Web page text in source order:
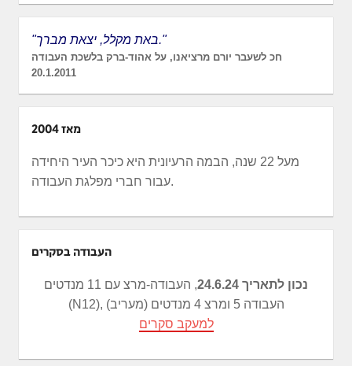
"באת מקלל, יצאת מברך."
חכ לשעבר יורם מרציאנו, על אהוד-ברק בלשכת העבודה
20.1.2011
מאז 2004
מעל 22 שנה, הבמה הרעיונית היא כיכר העיר היחידה
עבור חברי מפלגת העבודה.
העבודה בסקרים
נכון לתאריך 24.6.24
, העבודה-מרצ עם 11 מנדטים
(N12), העבודה 5 ומרצ 4 מנדטים (מעריב)
למעקב סקרים